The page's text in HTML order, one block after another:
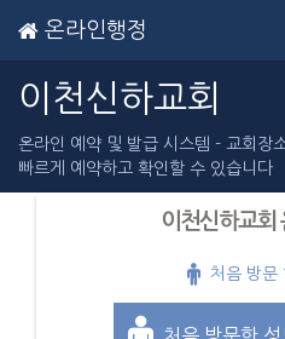
온라인행정
이천신하교회
온라인 예약 및 발급 시스템 - 교회장
빠르게 예약하고 확인할 수 있습니다
이천신하교회
처음 방문